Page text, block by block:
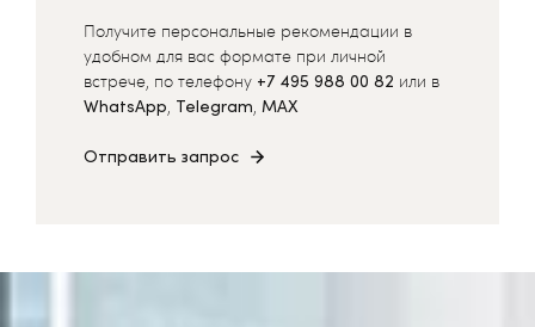
Получите персональные рекомендации в
удобном для вас формате при личной
встрече, по телефону +7 495 988 00 82 или в
WhatsApp, Telegram, MAX
Отправить запрос